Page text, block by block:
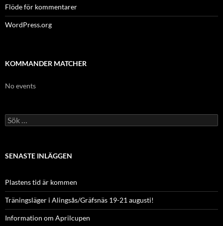
Flöde för kommentarer
WordPress.org
KOMMANDER MATCHER
No events
Sök
efter:
SENASTE INLÄGGEN
Plastens tid är kommen
Träningsläger i Alingsås/Gräfsnäs 19-21 augusti!
Information om Aprilcupen